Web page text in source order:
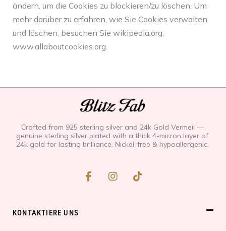
ändern, um die Cookies zu blockieren/zu löschen. Um
mehr darüber zu erfahren, wie Sie Cookies verwalten
und löschen, besuchen Sie wikipedia.org,
www.allaboutcookies.org.
Crafted from 925 sterling silver and 24k Gold Vermeil —
genuine sterling silver plated with a thick 4-micron layer of
24k gold for lasting brilliance. Nickel-free & hypoallergenic.
F
a
I
n
T
i
KONTAKTIERE UNS